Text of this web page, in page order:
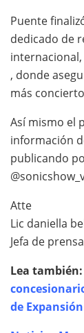
Puente
dedicado de
, donde
más
Así mismo el
información
publicando
Atte
Lic daniella
Jefa de
Lea también:
de